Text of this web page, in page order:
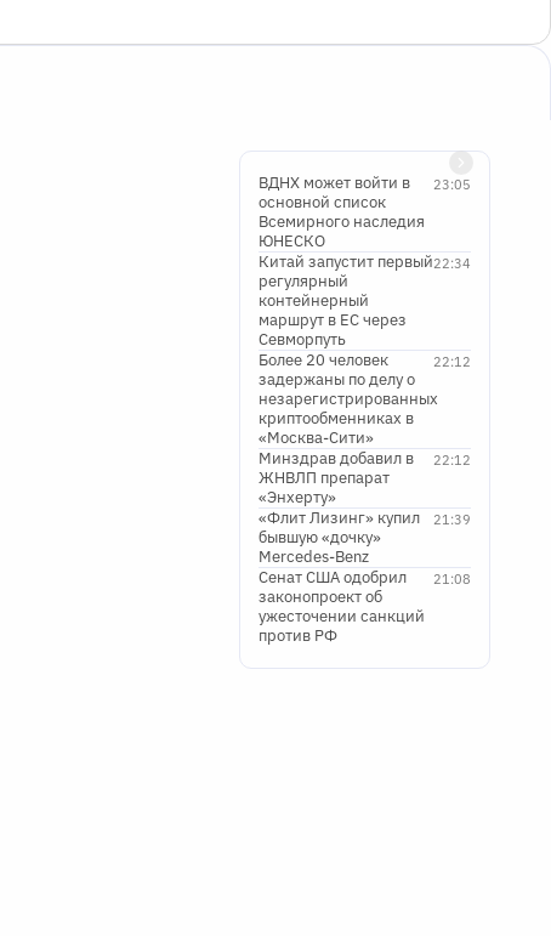
23:05
ВДНХ может войти в
основной список
Всемирного наследия
ЮНЕСКО
22:34
Китай запустит первый
регулярный
контейнерный
маршрут в ЕС через
Севморпуть
22:12
Более 20 человек
задержаны по делу о
незарегистрированных
криптообменниках в
«Москва-Сити»
22:12
Минздрав добавил в
ЖНВЛП препарат
«Энхерту»
21:39
«Флит Лизинг» купил
бывшую «дочку»
Mercedes-Benz
21:08
Сенат США одобрил
законопроект об
ужесточении санкций
против РФ